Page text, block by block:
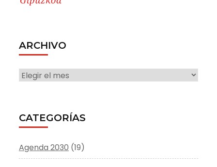
ARCHIVO
ARCHIVO
CATEGORÍAS
Agenda 2030 (19)